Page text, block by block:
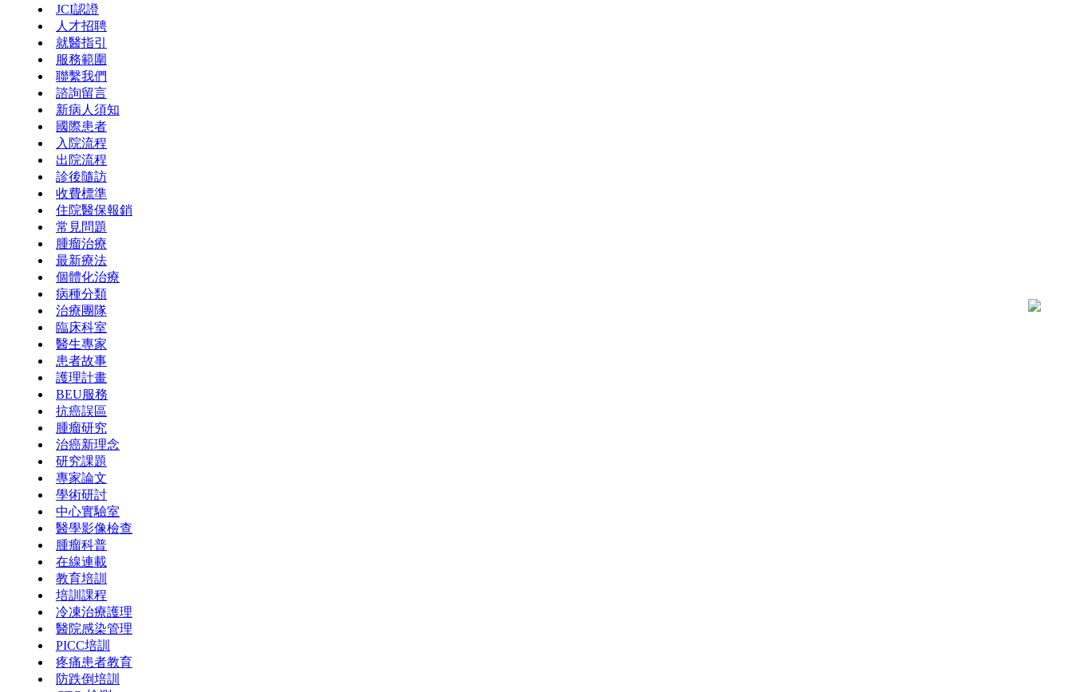
JCI認證
人才招聘
就醫指引
服務範圍
聯繫我們
諮詢留言
新病人須知
國際患者
入院流程
出院流程
診後隨訪
收費標準
住院醫保報銷
常見問題
腫瘤治療
最新療法
個體化治療
病種分類
治療團隊
臨床科室
醫生專家
患者故事
護理計畫
BEU服務
抗癌誤區
腫瘤研究
治癌新理念
研究課題
專家論文
學術研討
中心實驗室
醫學影像檢查
腫瘤科普
在線連載
教育培訓
培訓課程
冷凍治療護理
醫院感染管理
PICC培訓
疼痛患者教育
防跌倒培訓